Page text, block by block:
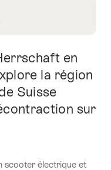
en
la région
Suisse
sur
scooter électrique et